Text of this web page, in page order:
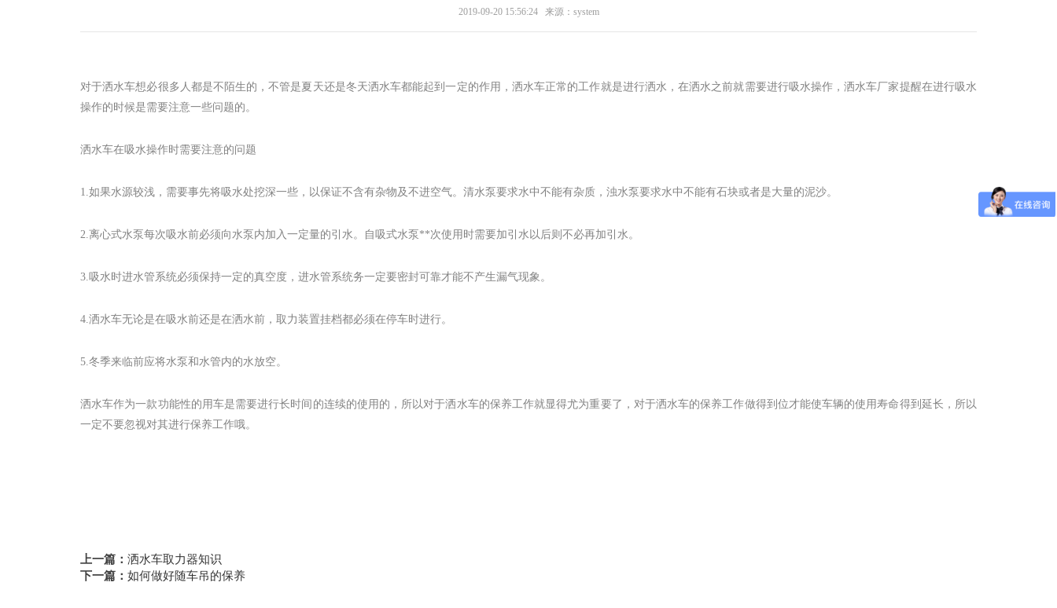
2019-09-20 15:56:24 来源：system
对于洒水车想必很多人都是不陌生的，不管是夏天还是冬天洒水车都能起到一定的作用，洒水车正常的工作就是进行洒水，在洒水之前就需要进行吸水操作，洒水车厂家提醒在进行吸水
操作的时候是需要注意一些问题的。
洒水车在吸水操作时需要注意的问题
1.如果水源较浅，需要事先将吸水处挖深一些，以保证不含有杂物及不进空气。清水泵要求水中不能有杂质，浊水泵要求水中不能有石块或者是大量的泥沙。
2.离心式水泵每次吸水前必须向水泵内加入一定量的引水。自吸式水泵**次使用时需要加引水以后则不必再加引水。
3.吸水时进水管系统必须保持一定的真空度，进水管系统务一定要密封可靠才能不产生漏气现象。
4.洒水车无论是在吸水前还是在洒水前，取力装置挂档都必须在停车时进行。
5.冬季来临前应将水泵和水管内的水放空。
洒水车作为一款功能性的用车是需要进行长时间的连续的使用的，所以对于洒水车的保养工作就显得尤为重要了，对于洒水车的保养工作做得到位才能使车辆的使用寿命得到延长，所以
一定不要忽视对其进行保养工作哦。
上一篇： 洒水车取力器知识
下一篇： 如何做好随车吊的保养